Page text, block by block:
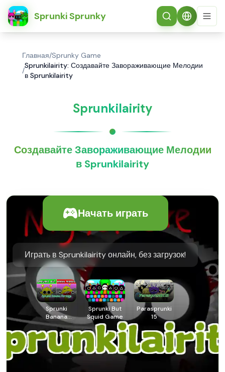
Sprunki Sprunky
简体中文
Главная/Sprunky Game
/
Sprunkilairity: Создавайте Завораживающие Мелодии
в Sprunkilairity
Sprunkilairity
Создавайте Завораживающие Мелодии
в Sprunkilairity
Начать играть
Играть в Sprunkilairity онлайн, без загрузок!
Sprunki
Banana
Porridge
Sprunki But
Squid Game
Parasprunki
15